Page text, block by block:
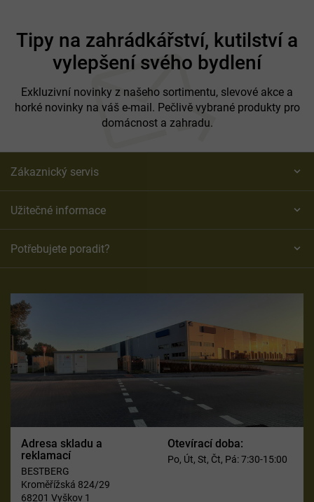
Tipy na zahrádkářství, kutilství a
vylepšení svého bydlení
Exkluzivní novinky z našeho sortimentu, slevové akce a
horké novinky na váš e-mail. Pečlivě vybrané produkty pro
domácnost a zahradu.
Zákaznický servis
Užitečné informace
Potřebujete poradit?
Adresa skladu a
reklamací
BESTBERG
Kroměřížská 824/29
68201 Vyškov 1
Otevírací doba:
Po, Út, St, Čt, Pá: 7:30-15:00